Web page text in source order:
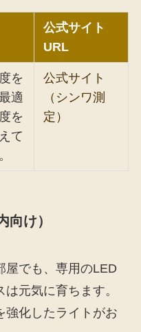
公式サイト
URL
を
適
を
て
公式サイト
（シンワ測
定）
向け）
屋でも、専用のLED
元気に育ちます。
強化したライトがお